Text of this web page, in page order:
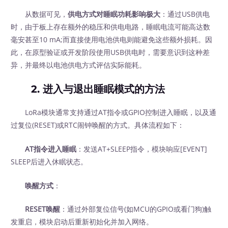
从数据可见，供电方式对睡眠功耗影响极大 ：通过USB供电
时，由于板上存在额外的稳压和供电电路，睡眠电流可能高达数
毫安甚至10 mA;而直接使用电池供电则能避免这些额外损耗。因
此，在原型验证或开发阶段使用USB供电时，需要意识到这种差
异，并最终以电池供电方式评估实际能耗。
2. 进入与退出睡眠模式的方法
LoRa模块通常支持通过AT指令或GPIO控制进入睡眠，以及通
过复位(RESET)或RTC闹钟唤醒的方式。具体流程如下：
AT指令进入睡眠 ：发送AT+SLEEP指令，模块响应[EVENT]
SLEEP后进入休眠状态。
唤醒方式 ：
RESET唤醒 ：通过外部复位信号(如MCU的GPIO或看门狗)触
发重启，模块启动后重新初始化并加入网络。